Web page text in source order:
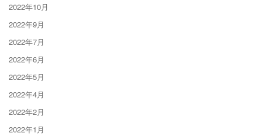
2022年10月
2022年9月
2022年7月
2022年6月
2022年5月
2022年4月
2022年2月
2022年1月